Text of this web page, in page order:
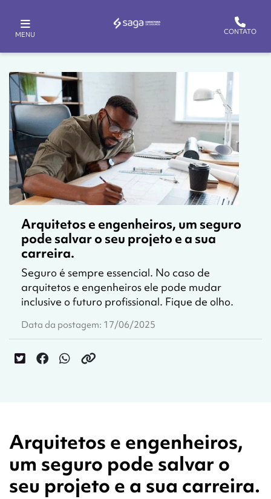
MENU CONTATO
Arquitetos e engenheiros, um seguro
pode salvar o seu projeto e a sua
carreira.
Seguro é sempre essencial. No caso de
arquitetos e engenheiros ele pode mudar
inclusive o futuro profissional. Fique de olho.
Data da postagem: 17/06/2025
Arquitetos e engenheiros,
um seguro pode salvar o
seu projeto e a sua carreira.